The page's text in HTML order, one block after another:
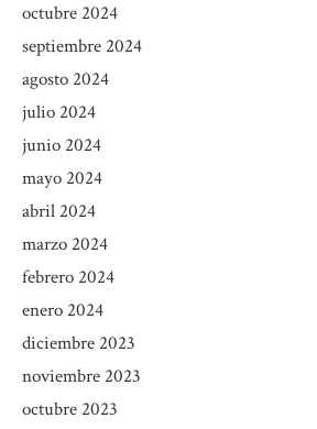
octubre 2024
septiembre 2024
agosto 2024
julio 2024
junio 2024
mayo 2024
abril 2024
marzo 2024
febrero 2024
enero 2024
diciembre 2023
noviembre 2023
octubre 2023